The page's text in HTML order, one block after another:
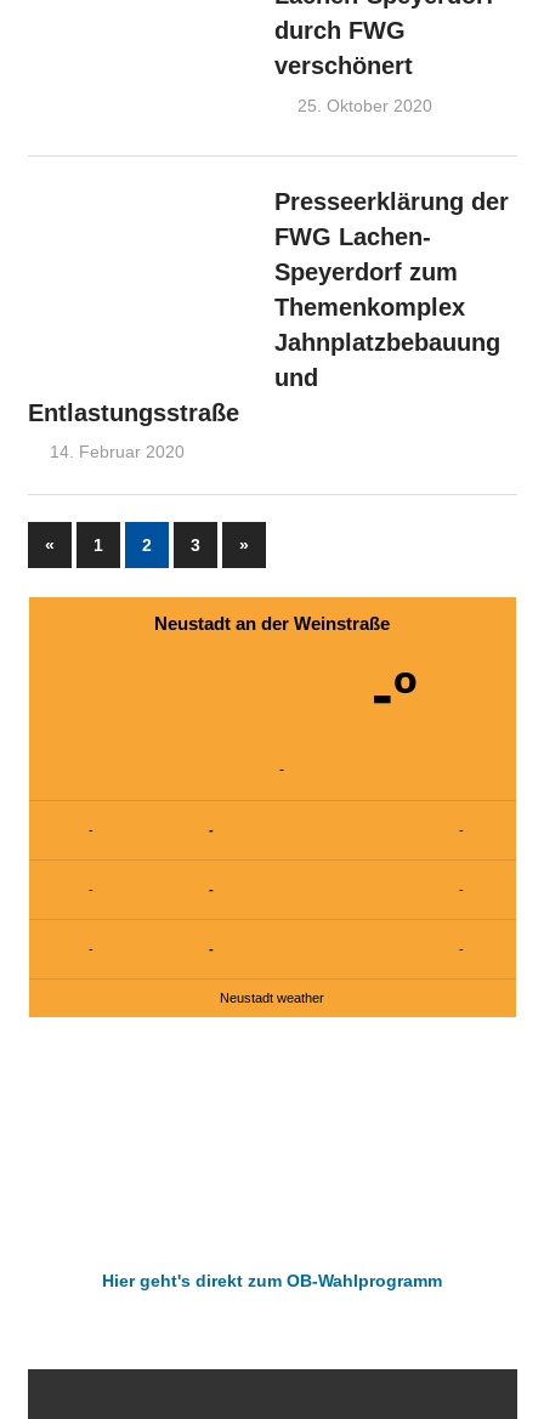
durch FWG
verschönert
25. Oktober 2020
OV Lachen-
Speyerdorf
Presseerklärung der
FWG Lachen-
Speyerdorf zum
Themenkomplex
Jahnplatzbebauung
und
Entlastungsstraße
14. Februar 2020
Seitennummerierung
der
Beiträge
«Vorherige
Beiträge
1 2 3
Nächste
Beiträge
»
Neustadt an der Weinstraße
-º
-
- - -
- - -
- - -
Neustadt weather
Hier geht's direkt zum OB-Wahlprogramm